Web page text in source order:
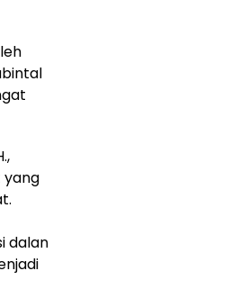
yang
dalan